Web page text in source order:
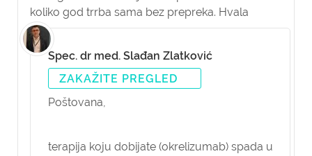
koliko god trrba sama bez prepreka. Hvala
Spec. dr med. Slađan Zlatković
ZAKAŽITE PREGLED
Poštovana,
terapija koju dobijate (okrelizumab) spada u